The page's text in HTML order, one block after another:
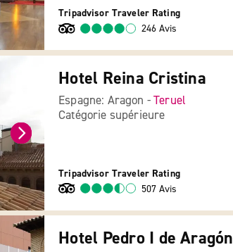
Tripadvisor Traveler Rating
246 Avis
Hotel Reina Cristina
Espagne: Aragon -Teruel
Catégorie supérieure
Tripadvisor Traveler Rating
507 Avis
Hotel Pedro I de Aragón